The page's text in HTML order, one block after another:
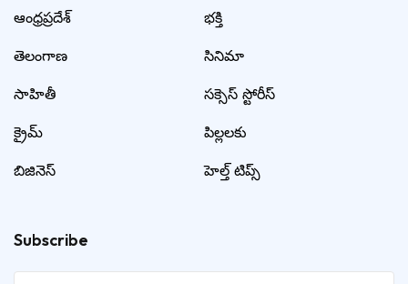
ఆంధ్రప్రదేశ్
తెలంగాణ
సాహితీ
క్రైమ్
బిజినెస్
భక్తి
సినిమా
సక్సెస్ స్టోరీస్
పిల్లలకు
హెల్త్ టిప్స్
Subscribe